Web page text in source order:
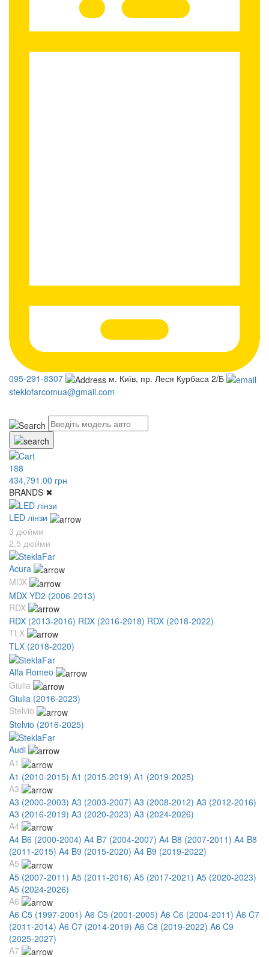
095-291-8307
м. Київ, пр. Леся Курбаса 2/Б
steklofarcomua@gmail.com
188
434,791.00 грн
BRANDS ✖
LED лінзи
3 дюйми
2.5 дюйми
Acura
MDX
MDX YD2 (2006-2013)
RDX
RDX (2013-2016) RDX (2016-2018) RDX (2018-2022)
TLX
TLX (2018-2020)
Alfa Romeo
Giulia
Giulia (2016-2023)
Stelvio
Stelvio (2016-2025)
Audi
A1
A1 (2010-2015) A1 (2015-2019) A1 (2019-2025)
A3
A3 (2000-2003) A3 (2003-2007) A3 (2008-2012) A3 (2012-2016)
A3 (2016-2019) A3 (2020-2023) A3 (2024-2026)
A4
A4 B6 (2000-2004) A4 B7 (2004-2007) A4 B8 (2007-2011) A4 B8
(2011-2015) A4 B9 (2015-2020) A4 B9 (2019-2022)
A5
A5 (2007-2011) A5 (2011-2016) A5 (2017-2021) A5 (2020-2023)
A5 (2024-2026)
A6
A6 C5 (1997-2001) A6 C5 (2001-2005) A6 C6 (2004-2011) A6 C7
(2011-2014) A6 C7 (2014-2019) A6 C8 (2019-2022) A6 C9
(2025-2027)
A7